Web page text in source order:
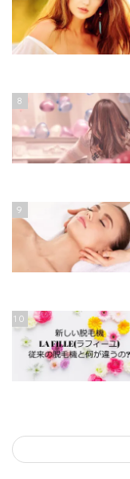
8
9
10